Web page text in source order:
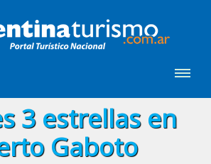
3 estrellasen
Gaboto